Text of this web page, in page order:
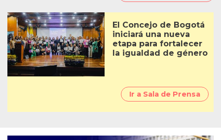
El Concejo de Bogotá
iniciará una nueva
etapa para fortalecer